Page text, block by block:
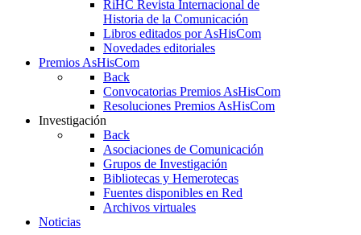
RiHC Revista Internacional de
Historia de la Comunicación
Libros editados por AsHisCom
Novedades editoriales
Premios AsHisCom
Back
Convocatorias Premios AsHisCom
Resoluciones Premios AsHisCom
Investigación
Back
Asociaciones de Comunicación
Grupos de Investigación
Bibliotecas y Hemerotecas
Fuentes disponibles en Red
Archivos virtuales
Noticias